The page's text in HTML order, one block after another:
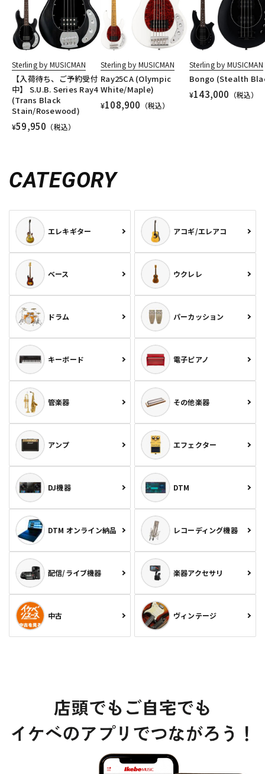
Sterling by MUSICMAN
【入荷待ち、ご予約受付
中】 S.U.B. Series Ray4
(Trans Black
Stain/Rosewood)
¥59,950 （税込）
Sterling by MUSICMAN
Ray25CA (Olympic
White/Maple)
¥108,900 （税込）
Sterling by MUSICMAN
Bongo (Stealth
¥143,000 （税込）
CATEGORY
エレキギター アコギ/エレアコ
ベース ウクレレ
ドラム パーカッション
キーボード 電子ピアノ
管楽器 その他楽器
アンプ エフェクター
DJ機器 DTM
DTM オンライン納品 レコーディング機器
配信/ライブ機器 楽器アクセサリ
中古 ヴィンテージ